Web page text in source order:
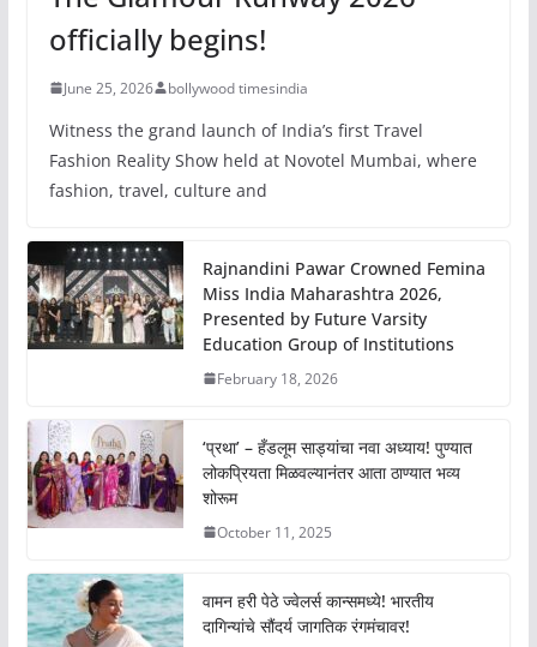
officially begins!
June 25, 2026 bollywood timesindia
Witness the grand launch of India’s first Travel
Fashion Reality Show held at Novotel Mumbai, where
fashion, travel, culture and
Rajnandini Pawar Crowned Femina
Miss India Maharashtra 2026,
Presented by Future Varsity
Education Group of Institutions
February 18, 2026
‘प्रथा’ – हँडलूम साड्यांचा नवा अध्याय! पुण्यात
लोकप्रियता मिळवल्यानंतर आता ठाण्यात भव्य
शोरूम
October 11, 2025
वामन हरी पेठे ज्वेलर्स कान्समध्ये! भारतीय
दागिन्यांचे सौंदर्य जागतिक रंगमंचावर!